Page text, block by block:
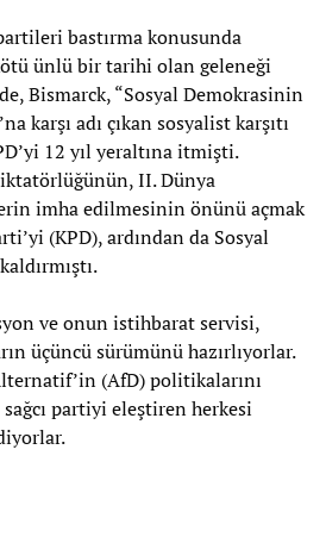
bastırma konusunda
ünlü bir tarihi olan geleneği
Bismarck, “Sosyal Demokrasinin
karşı adı çıkan sosyalist karşıtı
12 yıl yeraltına itmişti.
II. Dünya
imha edilmesinin önünü açmak
(KPD), ardından da Sosyal
ve onun istihbarat servisi,
üçüncü sürümünü hazırlıyorlar.
(AfD) politikalarını
partiyi eleştiren herkesi